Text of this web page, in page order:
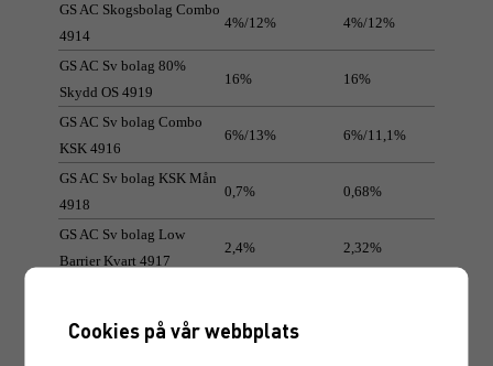
GS AC Skogsbolag Combo
4914
4%/12% 4%/12%
GS AC Sv bolag 80%
Skydd OS 4919
16% 16%
GS AC Sv bolag Combo
KSK 4916
6%/13% 6%/11,1%
GS AC Sv bolag KSK Mån
4918
0,7% 0,68%
GS AC Sv bolag Low
Barrier Kvart 4917
2,4% 2,32%
Cookies på vår webbplats